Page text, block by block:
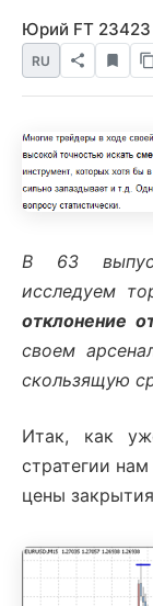
Юрий FT 23423
RU
В 63
исследуем
отклонение
своем
скользящую
Итак, как
стратегии
цены